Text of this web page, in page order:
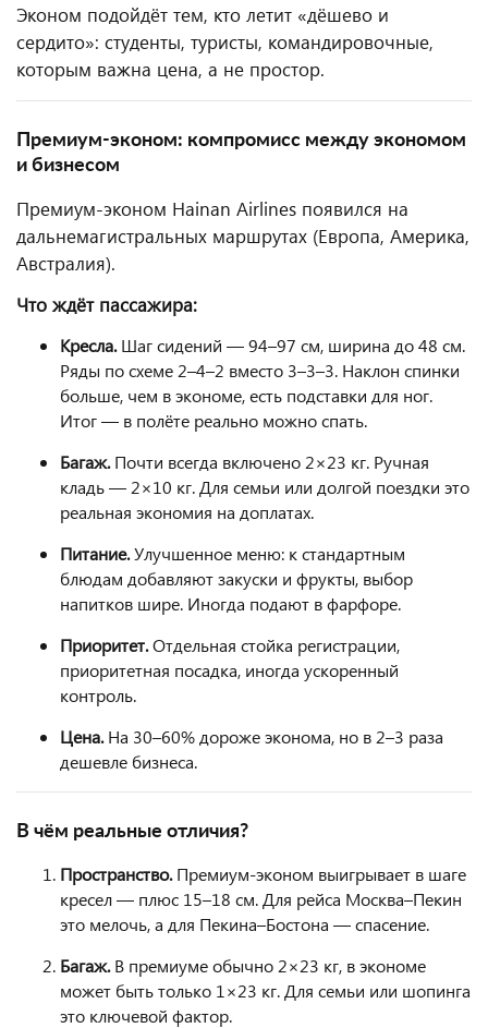
Эконом подойдёт тем, кто летит «дёшево и
сердито»: студенты, туристы, командировочные,
которым важна цена, а не простор.
Премиум-эконом: компромисс между экономом
и бизнесом
Премиум-эконом Hainan Airlines появился на
дальнемагистральных маршрутах (Европа, Америка,
Австралия).
Что ждёт пассажира:
Кресла.Шаг сидений — 94–97 см, ширина до 48 см.
Ряды по схеме 2–4–2 вместо 3–3–3. Наклон спинки
больше, чем в экономе, есть подставки для ног.
Итог — в полёте реально можно спать.
Багаж.Почти всегда включено 2×23 кг. Ручная
кладь — 2×10 кг. Для семьи или долгой поездки это
реальная экономия на доплатах.
Питание.Улучшенное меню: к стандартным
блюдам добавляют закуски и фрукты, выбор
напитков шире. Иногда подают в фарфоре.
Приоритет.Отдельная стойка регистрации,
приоритетная посадка, иногда ускоренный
контроль.
Цена.На 30–60% дороже эконома, но в 2–3 раза
дешевле бизнеса.
В чём реальные отличия?
Пространство.Премиум-эконом выигрывает в шаге
кресел — плюс 15–18 см. Для рейса Москва–Пекин
это мелочь, а для Пекина–Бостона — спасение.
Багаж.В премиуме обычно 2×23 кг, в экономе
может быть только 1×23 кг. Для семьи или шопинга
это ключевой фактор.